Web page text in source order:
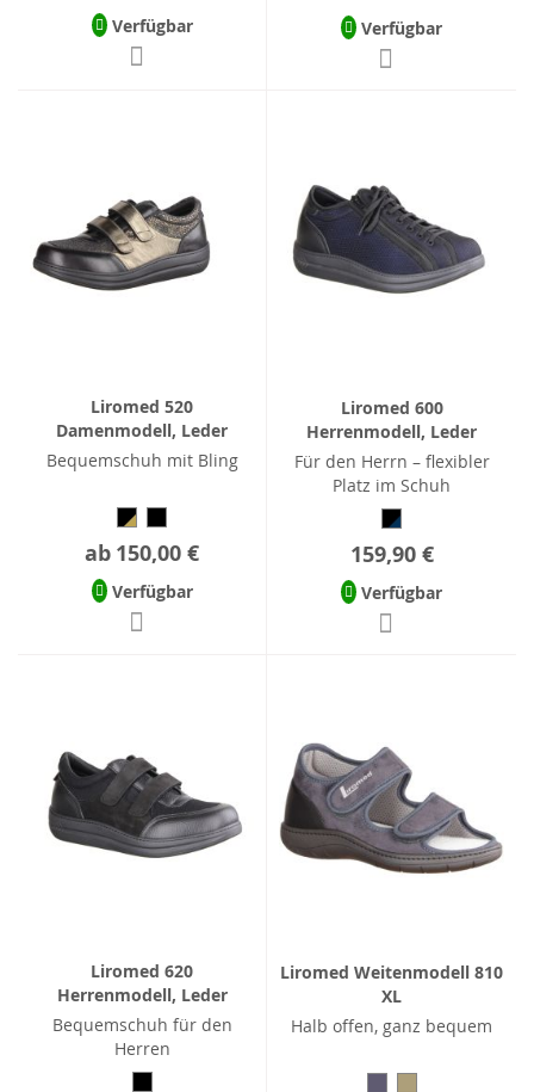
Verfügbar Verfügbar
Liromed 520
Damenmodell, Leder
Bequemschuh mit Bling
ab 150,00 €
Verfügbar
Liromed 600
Herrenmodell, Leder
Für den Herrn – flexibler
Platz im Schuh
159,90 €
Verfügbar
Liromed 620
Herrenmodell, Leder
Bequemschuh für den
Herren
Liromed Weitenmodell 810
XL
Halb offen, ganz bequem